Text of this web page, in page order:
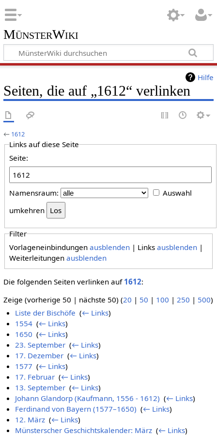
MünsterWiki
Hilfe
Seiten, die auf „1612“ verlinken
← 1612
Links auf diese Seite
Seite:
Namensraum:
Auswahl
umkehren
Filter
Vorlageneinbindungenausblenden | Linksausblenden |
Weiterleitungenausblenden
Die folgenden Seiten verlinken auf 1612:
Zeige (vorherige 50 | nächste 50) (20 | 50 | 100 | 250 | 500)
Liste der Bischöfe ‎(← Links)
1554 ‎(← Links)
1650 ‎(← Links)
23. September ‎(← Links)
17. Dezember ‎(← Links)
1577 ‎(← Links)
17. Februar ‎(← Links)
13. September ‎(← Links)
Johann Glandorp (Kaufmann, 1556 - 1612) ‎(← Links)
Ferdinand von Bayern (1577–1650) ‎(← Links)
12. März ‎(← Links)
Münsterscher Geschichtskalender: März ‎(← Links)